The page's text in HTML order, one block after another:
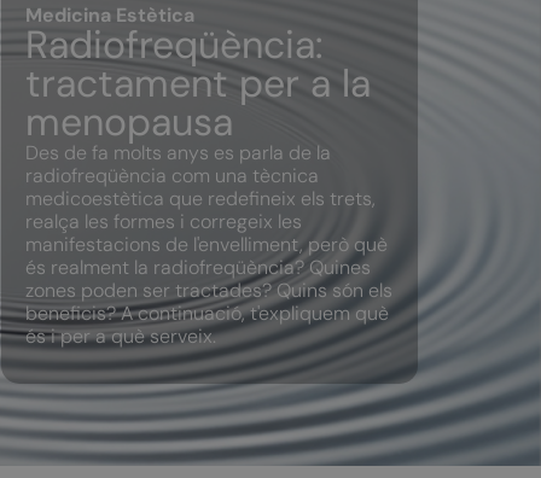
Medicina Estètica
Radiofreqüència:
tractament per a la
menopausa
Des de fa molts anys es parla de la
radiofreqüència com una tècnica
medicoestètica que redefineix els trets,
realça les formes i corregeix les
manifestacions de l'envelliment, però què
és realment la radiofreqüència? Quines
zones poden ser tractades? Quins són els
beneficis? A continuació, t'expliquem què
és i per a què serveix.